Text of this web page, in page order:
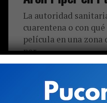
La autoridad
cuarentena o con
película en una zona
por...